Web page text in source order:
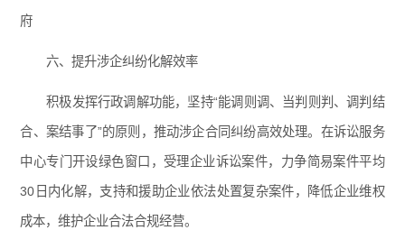
府
六、提升涉企纠纷化解效率
积极发挥行政调解功能，坚持“能调则调、当判则判、调判结
合、案结事了”的原则，推动涉企合同纠纷高效处理。在诉讼服务
中心专门开设绿色窗口，受理企业诉讼案件，力争简易案件平均
30日内化解，支持和援助企业依法处置复杂案件，降低企业维权
成本，维护企业合法合规经营。